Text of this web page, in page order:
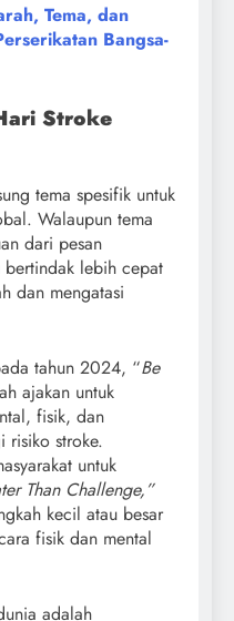
Tema, dan
Bangsa-
Stroke
tema spesifik untuk
Walaupun tema
dari pesan
bertindak lebih cepat
dan mengatasi
tahun 2024, “Be
ajakan untuk
fisik, dan
risiko stroke.
untuk
Than Challenge,”
kecil atau besar
fisik dan mental
adalah